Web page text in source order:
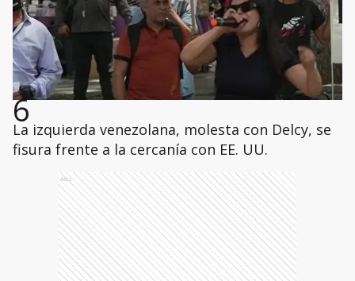
6
La izquierda venezolana, molesta con Delcy, se
fisura frente a la cercanía con EE. UU.
Ads